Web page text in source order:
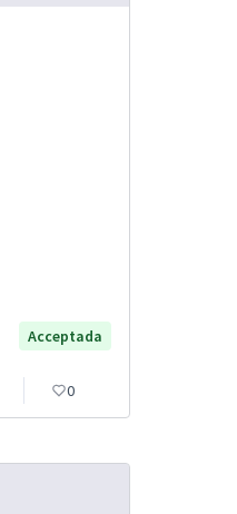
Acceptada
0